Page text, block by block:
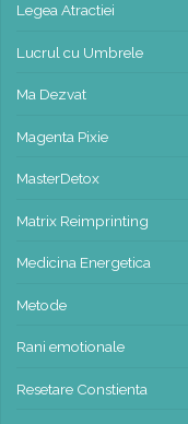
Legea Atractiei
Lucrul cu Umbrele
Ma Dezvat
Magenta Pixie
MasterDetox
Matrix Reimprinting
Medicina Energetica
Metode
Rani emotionale
Resetare Constienta